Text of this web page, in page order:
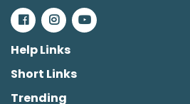
Help Links
Short Links
Trending